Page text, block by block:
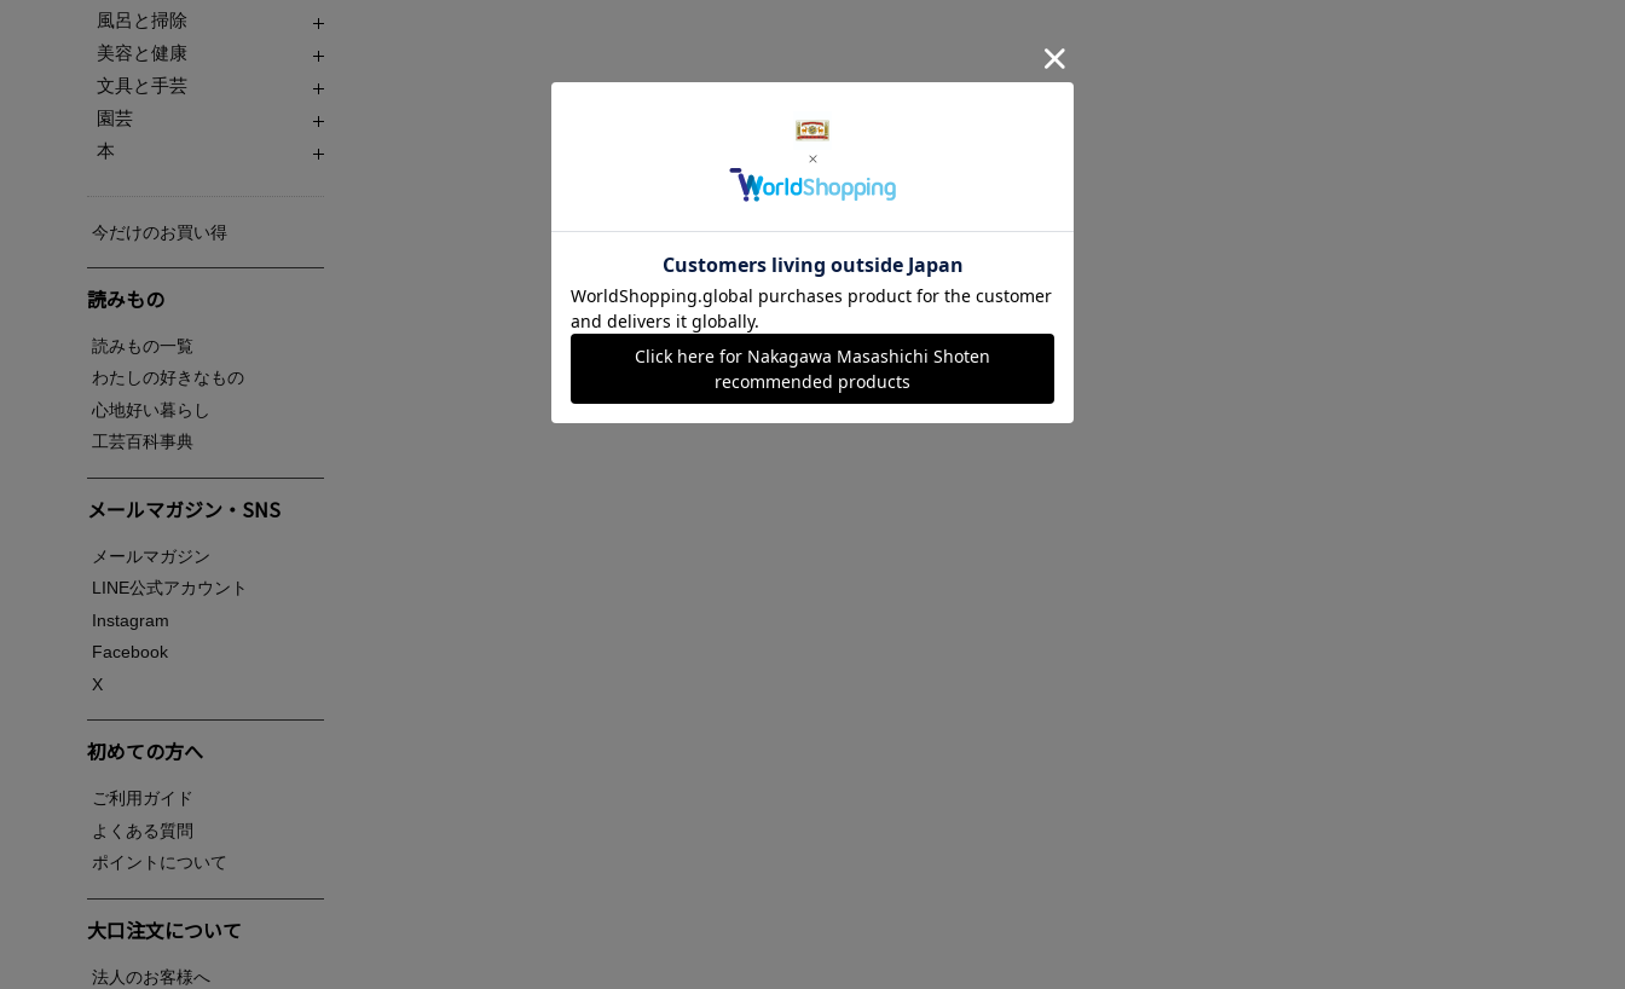
風呂と掃除
美容と健康
文具と手芸
園芸
本
今だけのお買い得
読みもの
読みもの一覧
わたしの好きなもの
心地好い暮らし
工芸百科事典
メールマガジン・SNS
メールマガジン
LINE公式アカウント
Instagram
Facebook
X
初めての方へ
ご利用ガイド
よくある質問
ポイントについて
大口注文について
法人のお客様へ